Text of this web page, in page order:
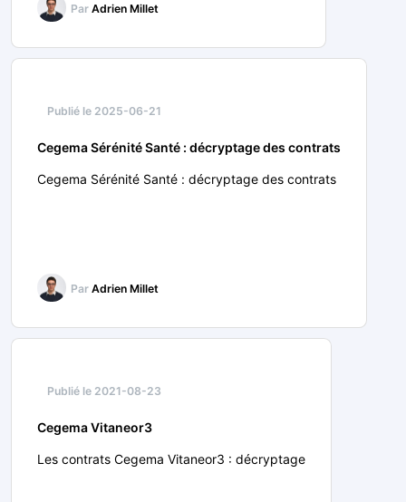
Par Adrien Millet
Publié le 2025-06-21
Cegema Sérénité Santé : décryptage des contrats
Cegema Sérénité Santé : décryptage des contrats
Par Adrien Millet
Publié le 2021-08-23
Cegema Vitaneor3
Les contrats Cegema Vitaneor3 : décryptage